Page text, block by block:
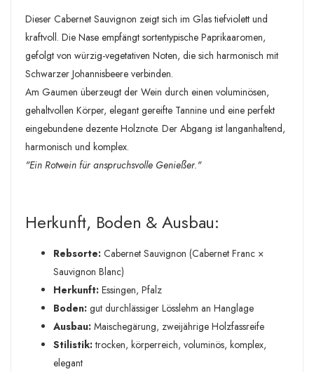
Dieser Cabernet Sauvignon zeigt sich im Glas tiefviolett und
kraftvoll. Die Nase empfängt sortentypische Paprikaaromen,
gefolgt von würzig-vegetativen Noten, die sich harmonisch mit
Schwarzer Johannisbeere verbinden.
Am Gaumen überzeugt der Wein durch einen voluminösen,
gehaltvollen Körper, elegant gereifte Tannine und eine perfekt
eingebundene dezente Holznote. Der Abgang ist langanhaltend,
harmonisch und komplex.
"Ein Rotwein für anspruchsvolle Genießer."
Herkunft, Boden & Ausbau:
Rebsorte: Cabernet Sauvignon (Cabernet Franc ×
Sauvignon Blanc)
Herkunft: Essingen, Pfalz
Boden: gut durchlässiger Lösslehm an Hanglage
Ausbau: Maischegärung, zweijährige Holzfassreife
Stilistik:trocken, körperreich, voluminös, komplex,
elegant